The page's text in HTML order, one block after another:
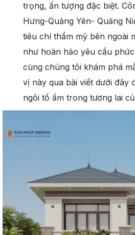
trọng, ấn tượng đặc biệt.
Hưng-Quảng Yên- Quảng
tiêu chí thẩm mỹ bên ngoài
như hoàn hảo yêu cầu
cùng chúng tôi khám phá
vị này qua bài viết dưới đây
ngôi tổ ấm trong tương lai